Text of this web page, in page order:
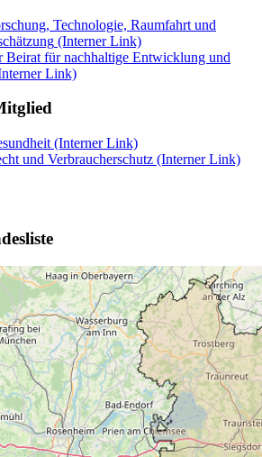
Technologie, Raumfahrt und
(Interner Link)
Beirat für nachhaltige Entwicklung und
Link)
(Interner Link)
und Verbraucherschutz (Interner Link)